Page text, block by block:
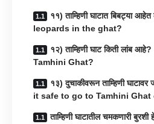
११) ताम्हिणी घाटात बिबट्या
leopards in the ghat?
१२) ताम्हिणी घाट किती लांब
Tamhini Ghat?
१३) दुचाकीवरून ताम्हिणी
it safe to go to Tamhini Ghat
ताम्हिणी घाटातील चमकणारी